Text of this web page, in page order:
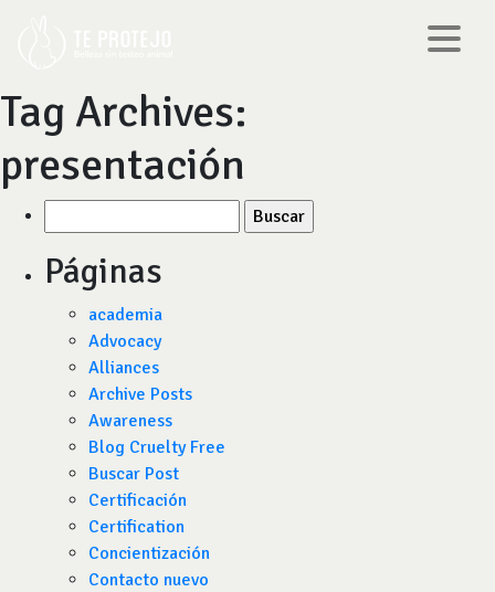
Tag Archives:
presentación
por:
Páginas
academia
Advocacy
Alliances
Archive Posts
Awareness
Blog Cruelty Free
Buscar Post
Certificación
Certification
Concientización
Contacto nuevo